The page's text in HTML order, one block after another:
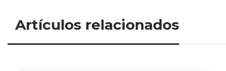
Artículos relacionados